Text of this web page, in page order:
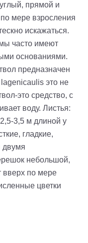
прямой и
мере взросления
искажаться.
часто имеют
основаниями.
предназначен
это не
это средство, с
воду. Листья:
3,5 м длиной у
гладкие,
двумя
небольшой,
вверх по мере
цветки